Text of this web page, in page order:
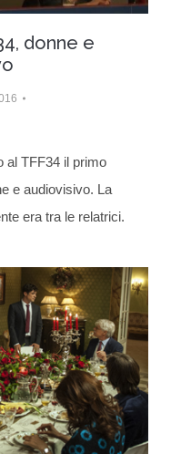
donne e
al TFF34 il primo
e audiovisivo. La
era tra le relatrici.